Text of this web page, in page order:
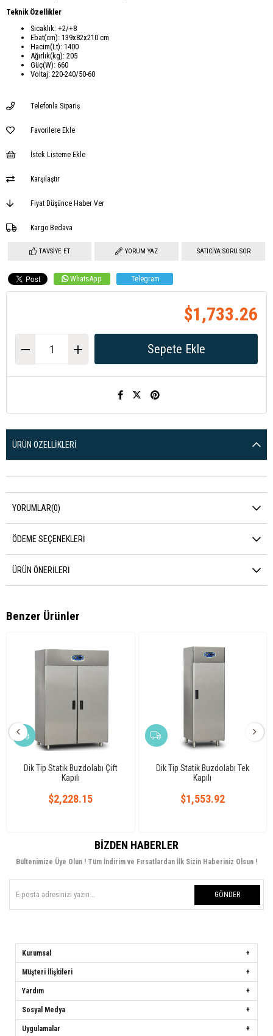
Teknik Özellikler
Sıcaklık: +2/+8
Ebat(cm): 139x82x210 cm
Hacim(Lt): 1400
Ağırlık(kg): 205
Güç(W): 660
Voltaj: 220-240/50-60
Telefonla Sipariş
Favorilere Ekle
İstek Listeme Ekle
Karşılaştır
Fiyat Düşünce Haber Ver
Kargo Bedava
TAVSIYE ET YORUM YAZ SATICIYA SORU SOR
WhatsApp Telegram
$1,733.26
ÜRÜN ÖZELLIKLERI
YORUMLAR(0)
ÖDEME SEÇENEKLERI
ÜRÜN ÖNERILERI
Benzer Ürünler
Dik Tip Statik Buzdolabı Çift
Kapılı
$2,228.15
Dik Tip Statik Buzdolabı Tek
Kapılı
$1,553.92
BIZDEN HABERLER
Bültenimize Üye Olun ! Tüm İndirim ve Fırsatlardan İlk Sizin Haberiniz Olsun !
GÖNDER
Kurumsal
Müşteri İlişkileri
Yardım
Sosyal Medya
Uygulamalar